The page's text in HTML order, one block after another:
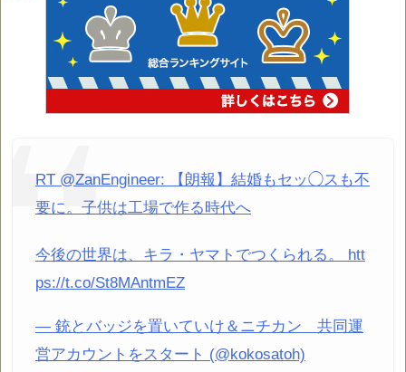
RT @ZanEngineer: 【朗報】結婚もセッ◯スも不
要に。子供は工場で作る時代へ
今後の世界は、キラ・ヤマトでつくられる。 htt
ps://t.co/St8MAntmEZ
— 銃とバッジを置いていけ＆ニチカン 共同運
営アカウントをスタート (@kokosatoh)